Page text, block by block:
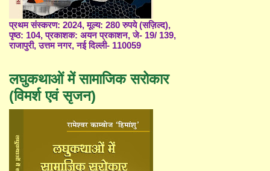
प्रथम संस्करण: 2024, मूल्य: 280 रुपये (सज़िल्द),
पृष्ठ: 104, प्रकाशक: अयन प्रकाशन, जे- 19/ 139,
राजापुरी, उत्तम नगर, नई दिल्ली- 110059
लघुकथाओं में सामाजिक सरोकार
(विमर्श एवं सृजन)